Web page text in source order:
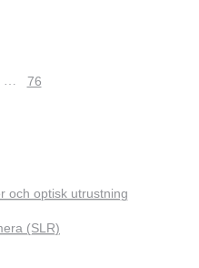
… 76
och optisk utrustning
(SLR)